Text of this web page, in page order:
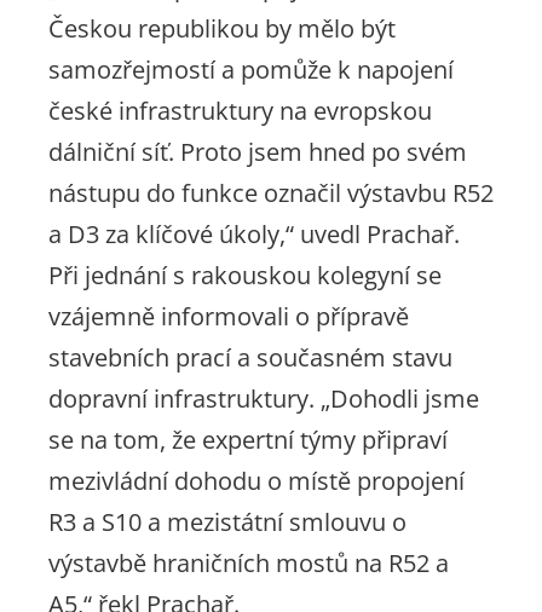
Českou republikou by mělo být
samozřejmostí a pomůže k napojení
české infrastruktury na evropskou
dálniční síť. Proto jsem hned po svém
nástupu do funkce označil výstavbu R52
a D3 za klíčové úkoly,“ uvedl Prachař.
Při jednání s rakouskou kolegyní se
vzájemně informovali o přípravě
stavebních prací a současném stavu
dopravní infrastruktury. „Dohodli jsme
se na tom, že expertní týmy připraví
mezivládní dohodu o místě propojení
R3 a S10 a mezistátní smlouvu o
výstavbě hraničních mostů na R52 a
A5,“ řekl Prachař.